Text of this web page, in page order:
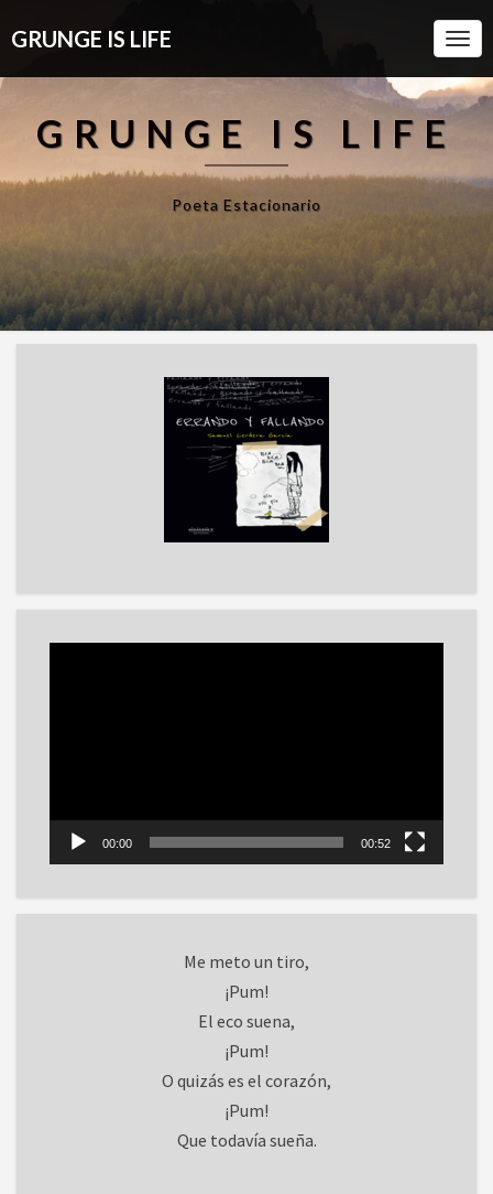
GRUNGE IS LIFE
GRUNGE IS LIFE
Poeta Estacionario
00:00 00:52
Me meto un tiro,
¡Pum!
El eco suena,
¡Pum!
O quizás es el corazón,
¡Pum!
Que todavía sueña.